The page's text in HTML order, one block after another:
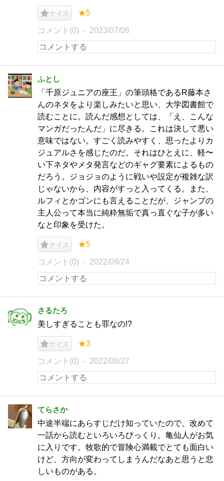
ナイス ★5
コメント(0) 2023/07/06
ふとし
「千原ジュニアの座王」の筆頭格であるR藤本さ
んのネタをより楽しみたいと思い、大学図書館で
読むことに。読んだ感想としては、「え、こんな
マンガだったんだ」に尽きる。これは決して悪い
意味ではない。すごく読みやすく、思ったよりカ
ジュアルさを感じたのだ。それはひとえに、軽〜
い下ネタやメタ発言などのギャグ要素によるもの
だろう。ジョジョのように戦いや設定が複雑な訳
じゃないから、内容がすっと入ってくる。また、
ルフィとかゴンにも言えることだが、ジャンプの
主人公って本当に純粋無垢で真っ直ぐな子が多い
なと印象を受けた。
ナイス ★5
コメント(0) 2022/09/24
さるたろ
美しすぎることも罪なの!?
ナイス ★3
コメント(0) 2022/08/27
てらさか
中途半端にあらすじだけ知っていたので、改めて
一話から読むといろいろびっくり。亀仙人がお気
に入りです。牧歌的で冒険心満載でとても面白い
けど、方向が変わってしまうんだなあと思うと悲
しいものがある。